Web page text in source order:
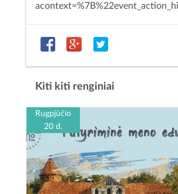
Kiti kiti renginiai
Rugpjūčio
20 d.